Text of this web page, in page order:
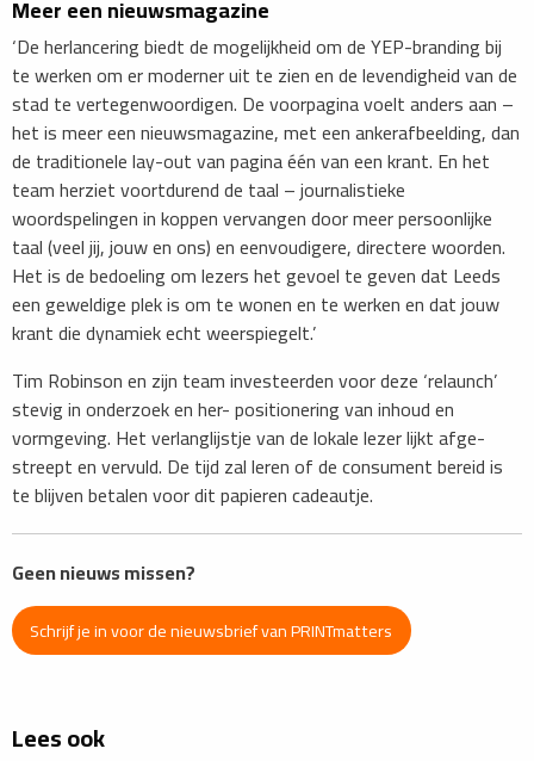
Meer een nieuwsmagazine
‘De herlancering biedt de mogelijkheid om de YEP-branding bij
te werken om er moderner uit te zien en de levendigheid van de
stad te vertegenwoordigen. De voorpagina voelt anders aan –
het is meer een nieuwsmagazine, met een ankerafbeelding, dan
de traditionele lay-out van pagina één van een krant. En het
team herziet voortdurend de taal – journalistieke
woordspelingen in koppen vervangen door meer persoonlijke
taal (veel jij, jouw en ons) en eenvoudigere, directere woorden.
Het is de bedoeling om lezers het gevoel te geven dat Leeds
een geweldige plek is om te wonen en te werken en dat jouw
krant die dynamiek echt weerspiegelt.’
Tim Robinson en zijn team investeerden voor deze ‘relaunch’
stevig in onderzoek en her- positionering van inhoud en
vormgeving. Het verlanglijstje van de lokale lezer lijkt afge-
streept en vervuld. De tijd zal leren of de consument bereid is
te blijven betalen voor dit papieren cadeautje.
Geen nieuws missen?
Schrijf je in voor de nieuwsbrief van PRINTmatters
Lees ook